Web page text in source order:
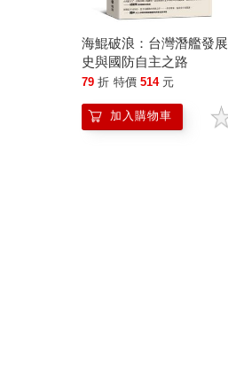
海鯤破浪：台灣潛艦發展
史與國防自主之路
79 折 特價 514 元
加入購物車